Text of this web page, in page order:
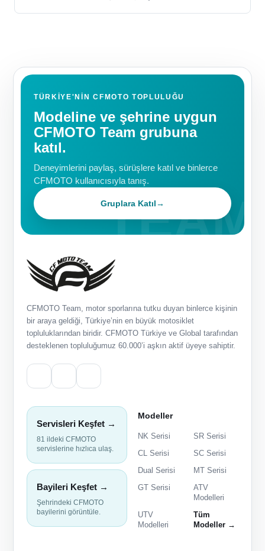
TÜRKIYE'NIN CFMOTO TOPLULUĞU
Modeline ve şehrine uygun
CFMOTO Team grubuna
katıl.
Deneyimlerini paylaş, sürüşlere katıl ve binlerce
CFMOTO kullanıcısıyla tanış.
Gruplara Katıl→
CFMOTO Team, motor sporlarına tutku duyan binlerce kişinin
bir araya geldiği, Türkiye’nin en büyük motosiklet
topluluklarından biridir. CFMOTO Türkiye ve Global tarafından
desteklenen topluluğumuz 60.000’i aşkın aktif üyeye sahiptir.
Servisleri Keşfet →
81 ildeki CFMOTO
servislerine hızlıca ulaş.
Bayileri Keşfet →
Şehrindeki CFMOTO
bayilerini görüntüle.
Modeller
NK Serisi
SR Serisi
CL Serisi
SC Serisi
Dual Serisi
MT Serisi
GT Serisi
ATV
Modelleri
UTV
Modelleri
Tüm
Modeller →